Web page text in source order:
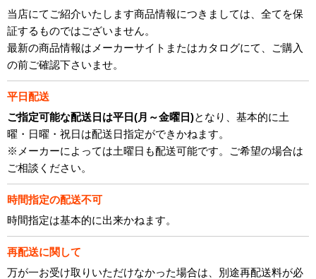
当店にてご紹介いたします商品情報につきましては、全てを保
証するものではございません。
最新の商品情報はメーカーサイトまたはカタログにて、ご購入
の前ご確認下さいませ。
平日配送
ご指定可能な配送日は平日(月～金曜日)となり、基本的に土
曜・日曜・祝日は配送日指定ができかねます。
※メーカーによっては土曜日も配送可能です。ご希望の場合は
ご相談ください。
時間指定の配送不可
時間指定は基本的に出来かねます。
再配送に関して
万が一お受け取りいただけなかった場合は、別途再配送料が必